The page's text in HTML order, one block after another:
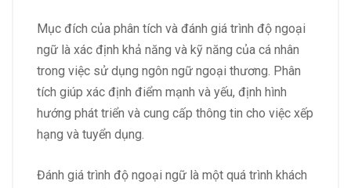
Mục đích của phân tích và đánh giá trình độ ngoại
ngữ là xác định khả năng và kỹ năng của cá nhân
trong việc sử dụng ngôn ngữ ngoại thương. Phân
tích giúp xác định điểm mạnh và yếu, định hình
hướng phát triển và cung cấp thông tin cho việc xếp
hạng và tuyển dụng.
Đánh giá trình độ ngoại ngữ là một quá trình khách